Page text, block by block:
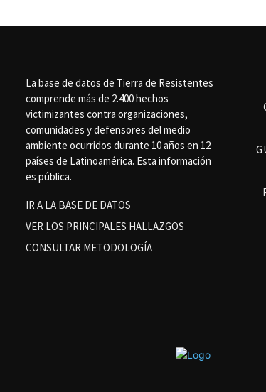
La base de datos de Tierra de Resistentes
comprende más de 2.400 hechos
victimizantes contra organizaciones,
comunidades y defensores del medio
ambiente ocurridos durante 10 años en 12
países de Latinoamérica. Esta información
es pública.
IR A LA BASE DE DATOS
VER LOS PRINCIPALES HALLAZGOS
CONSULTAR METODOLOGÍA